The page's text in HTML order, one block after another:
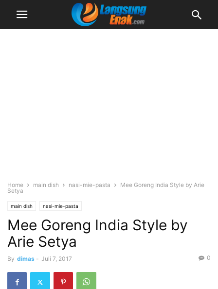
Home main dish nasi-mie-pasta
Mee Goreng India Style by Arie
Setya
main dish nasi-mie-pasta
Mee Goreng India Style by
Arie Setya
By dimas - Juli 7, 2017 0